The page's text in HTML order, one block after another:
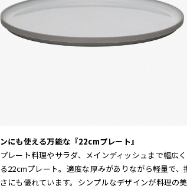
にも使える万能な『22cmプレート』
レート料理やサラダ、メインディッシュまで幅広
22cmプレート。適度な厚みがありながら軽量で、
にも優れています。シンプルなデザインが料理の